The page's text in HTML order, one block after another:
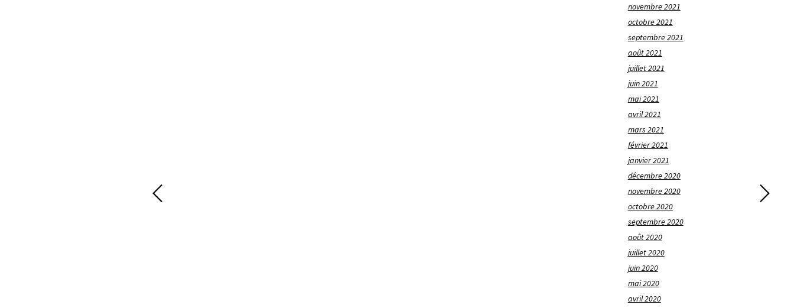
novembre 2021
octobre 2021
septembre 2021
août 2021
juillet 2021
juin 2021
mai 2021
avril 2021
mars 2021
février 2021
janvier 2021
décembre 2020
novembre 2020
octobre 2020
septembre 2020
août 2020
juillet 2020
juin 2020
mai 2020
avril 2020